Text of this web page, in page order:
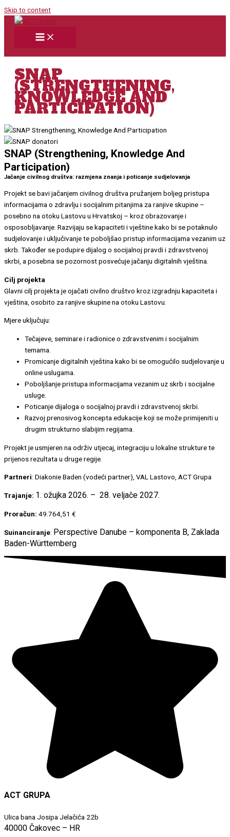
Skip to content
SNAP
(STRENGTHENING,
KNOWLEDGE AND
PARTICIPATION)
SNAP (Strengthening, Knowledge And
Participation)
Jačanje civilnog društva: razmjena znanja i poticanje sudjelovanja
Projekt se bavi jačanjem civilnog društva pružanjem boljeg pristupa
informacijama o zdravlju i socijalnim pitanjima za ranjive skupine –
posebno na otoku Lastovu u Hrvatskoj – kroz obrazovanje i
osposobljavanje. Razvijaju se kapaciteti i vještine kako bi se potaknulo
sudjelovanje i uključivanje te poboljšao pristup informacijama vezanim uz
skrb. Također se podupire dijalog o socijalnoj pravdi i zdravstvenoj
skrbi, a posebna se pozornost posvećuje jačanju digitalnih vještina.
Cilj projekta
Glavni cilj projekta je ojačati civilno društvo kroz izgradnju kapaciteta i
vještina, osobito za ranjive skupine na otoku Lastovu.
Mjere uključuju:
Tečajeve, seminare i radionice o zdravstvenim i socijalnim
temama.
Promicanje digitalnih vještina kako bi se omogućilo sudjelovanje u
online uslugama.
Poboljšanje pristupa informacijama vezanim uz skrb i socijalne
usluge.
Poticanje dijaloga o socijalnoj pravdi i zdravstvenoj skrbi.
Razvoj prenosivog koncepta edukacije koji se može primijeniti u
drugim strukturno slabijim regijama.
Projekt je usmjeren na održiv utjecaj, integraciju u lokalne strukture te
prijenos rezultata u druge regije.
Partneri: Diakonie Baden (vodeći partner), VAL Lastovo, ACT Grupa
Trajanje: 1. ožujka 2026. – 28. veljače 2027.
Proračun: 49.764,51 €
Suinanciranje: Perspective Danube – komponenta B, Zaklada
Baden-Württemberg
ACT GRUPA
Ulica bana Josipa Jelačića 22b
40000 Čakovec – HR